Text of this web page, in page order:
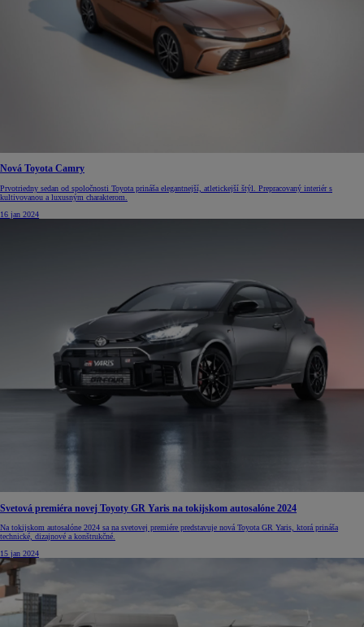
Nová Toyota Camry
Prvotriedny sedan od spoločnosti Toyota prináša elegantnejší, atletickejší štýl. Prepracovaný interiér s
kultivovanou a luxusným charakterom.
16 jan 2024
Svetová premiéra novej Toyoty GR Yaris na tokijskom autosalóne 2024
Na tokijskom autosalóne 2024 sa na svetovej premiére predstavuje nová Toyota GR Yaris, ktorá prináša
technické, dizajnové a konštrukčné.
15 jan 2024